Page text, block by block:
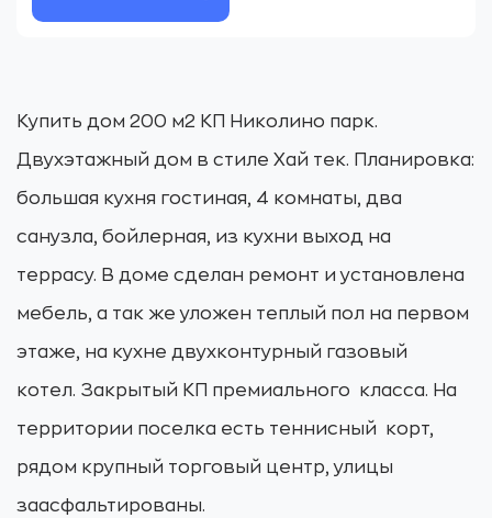
Купить дом 200 м2 КП Николино парк.
Двухэтажный дом в стиле Хай тек. Планировка:
большая кухня гостиная, 4 комнаты, два
санузла, бойлерная, из кухни выход на
террасу. В доме сделан ремонт и установлена
мебель, а так же уложен теплый пол на первом
этаже, на кухне двухконтурный газовый
котел. Закрытый КП премиального класса. На
территории поселка есть теннисный корт,
рядом крупный торговый центр, улицы
заасфальтированы.